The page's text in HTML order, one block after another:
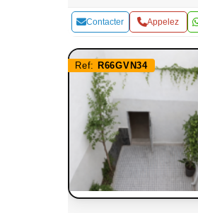
Contacter Appelez
Ref: R66GVN34